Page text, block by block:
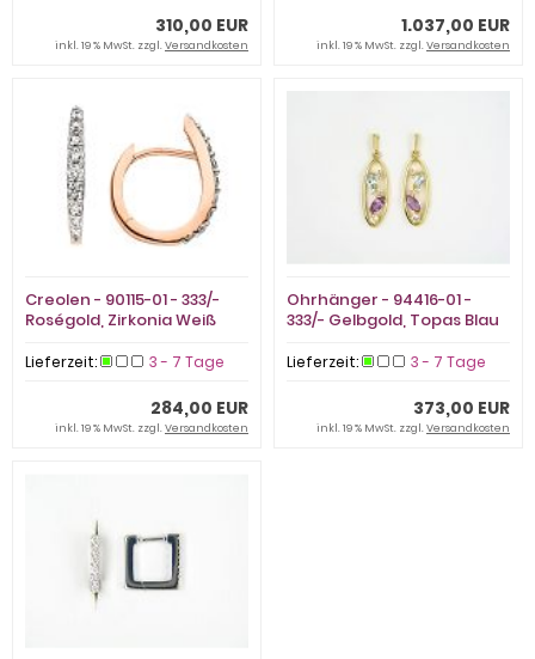
310,00 EUR
inkl. 19 % MwSt. zzgl.Versandkosten
1.037,00 EUR
inkl. 19 % MwSt. zzgl.Versandkosten
Creolen - 90115-01 - 333/-
Roségold, Zirkonia Weiß
Lieferzeit: 3 - 7 Tage
284,00 EUR
inkl. 19 % MwSt. zzgl.Versandkosten
Ohrhänger - 94416-01 -
333/- Gelbgold, Topas Blau
Lieferzeit: 3 - 7 Tage
373,00 EUR
inkl. 19 % MwSt. zzgl.Versandkosten